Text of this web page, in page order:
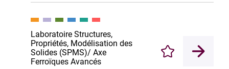
Laboratoire Structures,
Propriétés, Modélisation des
Solides (SPMS)/ Axe
Ferroïques Avancés
Enregistrer